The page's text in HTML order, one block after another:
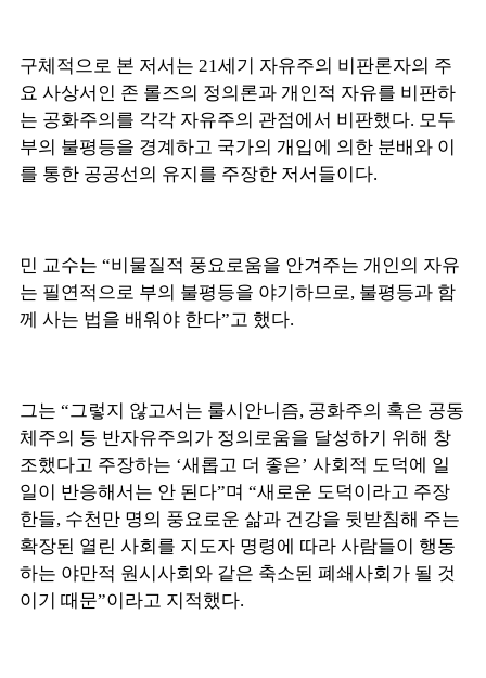
구체적으로 본 저서는 21세기 자유주의 비판론자의 주
요 사상서인 존 롤즈의 정의론과 개인적 자유를 비판하
는 공화주의를 각각 자유주의 관점에서 비판했다. 모두
부의 불평등을 경계하고 국가의 개입에 의한 분배와 이
를 통한 공공선의 유지를 주장한 저서들이다.
민 교수는 “비물질적 풍요로움을 안겨주는 개인의 자유
는 필연적으로 부의 불평등을 야기하므로, 불평등과 함
께 사는 법을 배워야 한다”고 했다.
그는 “그렇지 않고서는 룰시안니즘, 공화주의 혹은 공동
체주의 등 반자유주의가 정의로움을 달성하기 위해 창
조했다고 주장하는 ‘새롭고 더 좋은’ 사회적 도덕에 일
일이 반응해서는 안 된다”며 “새로운 도덕이라고 주장
한들, 수천만 명의 풍요로운 삶과 건강을 뒷받침해 주는
확장된 열린 사회를 지도자 명령에 따라 사람들이 행동
하는 야만적 원시사회와 같은 축소된 폐쇄사회가 될 것
이기 때문”이라고 지적했다.